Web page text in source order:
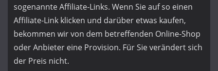
sogenannte Affiliate-Links. Wenn Sie auf so einen
Affiliate-Link klicken und darüber etwas kaufen,
bekommen wir von dem betreffenden Online-Shop
oder Anbieter eine Provision. Für Sie verändert sich
der Preis nicht.